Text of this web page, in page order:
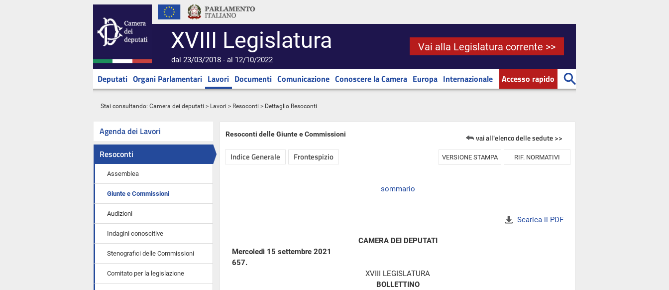
XVIII Legislatura
dal 23/03/2018 - al 12/10/2022
Vai alla Legislatura corrente >>
Deputati Organi Parlamentari Lavori Documenti Comunicazione Conoscere la Camera Europa Internazionale Accesso rapido
Stai consultando: Camera dei deputati > Lavori > Resoconti > Dettaglio Resoconti
Agenda dei Lavori
Resoconti
Assemblea
Giunte e Commissioni
Audizioni
Indagini conoscitive
Stenografici delle Commissioni
Comitato per la legislazione
Resoconti delle Giunte e Commissioni vai all'elenco delle sedute >>
Indice Generale Frontespizio VERSIONE STAMPA RIF. NORMATIVI
sommario
Scarica il PDF
CAMERA DEI DEPUTATI
Mercoledì 15 settembre 2021
657.
XVIII LEGISLATURA
BOLLETTINO